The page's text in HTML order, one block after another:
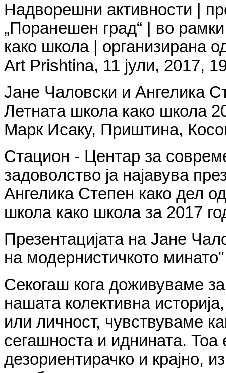
Надворешни активности
„Поранешен град“
во
како школа
организирана
Art Prishtina, 11 јули, 2017,
Јане Чаловски и Ангелика
Летната школа како школа
Марк Исаку, Приштина,
Стацион - Центар за
задоволство ја најавува
Ангелика Степен како дел
школа како школа за 2017
Презентацијата на Јане
на модернистичкото
Секогаш кога доживуваме
нашата колективна
или личност, чувствуваме
сегашноста и иднината. Тоа
дезориентирачко и крајно,